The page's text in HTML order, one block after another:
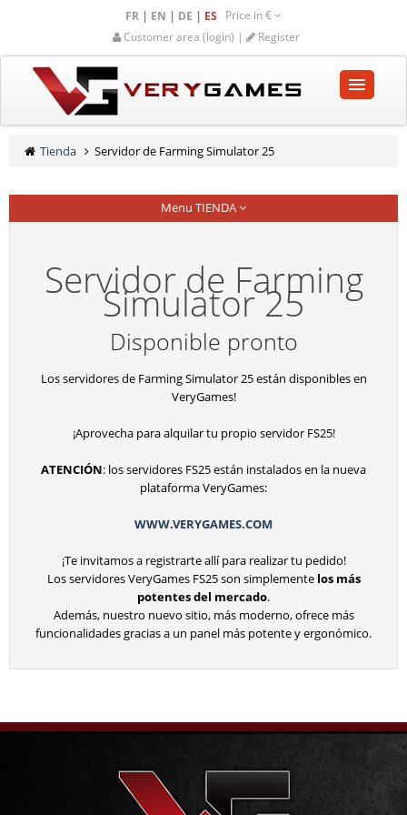
FR | EN | DE | ES Price in€
Customer area (login) |
Register
INICIO
COMUNIDAD
Empty cart
Tienda Servidor de Farming Simulator 25
Menu TIENDA
Servidor de Farming
Simulator 25
Disponible pronto
Los servidores de Farming Simulator 25 están disponibles en
VeryGames!
¡Aprovecha para alquilar tu propio servidor FS25!
ATENCIÓN: los servidores FS25 están instalados en la nueva
plataforma VeryGames:
WWW.VERYGAMES.COM
¡Te invitamos a registrarte allí para realizar tu pedido!
Los servidores VeryGames FS25 son simplemente los más
potentes del mercado.
Además, nuestro nuevo sitio, más moderno, ofrece más
funcionalidades gracias a un panel más potente y ergonómico.